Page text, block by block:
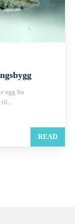
egg fra
til...
READ